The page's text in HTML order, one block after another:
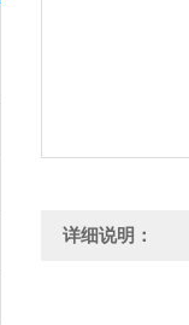
详细说明：